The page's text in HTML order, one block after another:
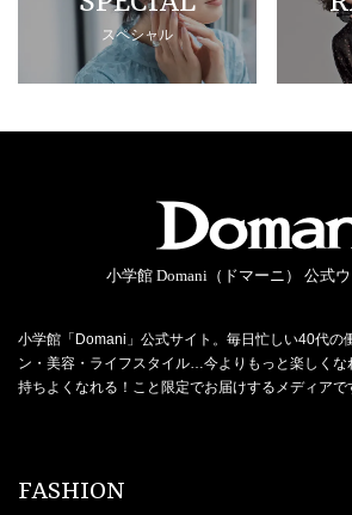
スペシャル
小学館 Domani（ドマーニ） 公式
小学館「Domani」公式サイト。毎日忙しい40代の
ン・美容・ライフスタイル…今よりもっと楽しくな
持ちよくなれる！こと限定でお届けするメディアで
FASHION